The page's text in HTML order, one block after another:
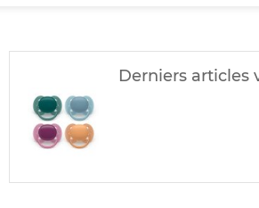
Derniers articles